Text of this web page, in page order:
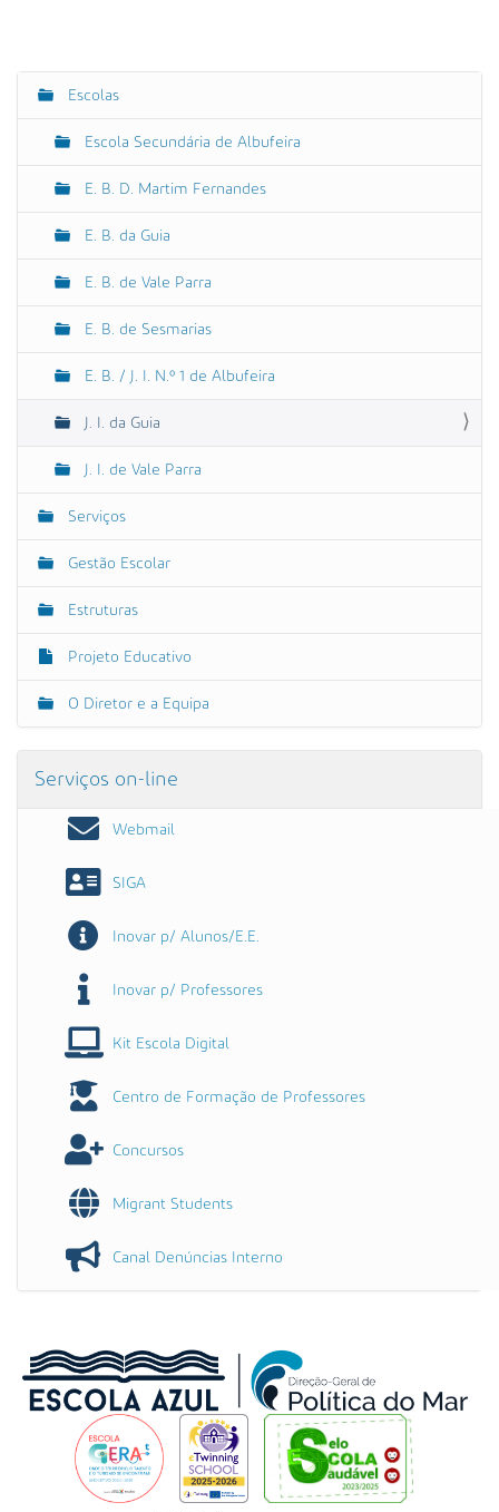
N
Escolas
Escola Secundária de Albufeira
E. B. D. Martim Fernandes
E. B. da Guia
E. B. de Vale Parra
E. B. de Sesmarias
E. B. / J. I. N.º 1 de Albufeira
J. I. da Guia
J. I. de Vale Parra
Serviços
Gestão Escolar
Estruturas
Projeto Educativo
O Diretor e a Equipa
Serviços on-line
Webmail
SIGA
Inovar p/ Alunos/E.E.
Inovar p/ Professores
Kit Escola Digital
Centro de Formação de Professores
Concursos
Migrant Students
Canal Denúncias Interno